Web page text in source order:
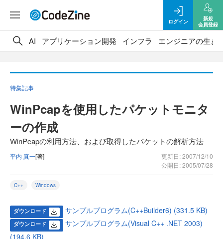
ログイン
新規
会員登録
AI アプリケーション開発 インフラ エンジニアの生き
特集記事
WinPcapを使用したパケットモニタ
ーの作成
WinPcapの利用方法、および取得したパケットの解析方法
平内 真一[著]
更新日: 2007/12/10
公開日: 2005/07/28
C++ Windows
ダウンロード サンプルプログラム(C++Builder6) (331.5 KB)
ダウンロード
サンプルプログラム(Visual C++ .NET 2003)
(194.6 KB)